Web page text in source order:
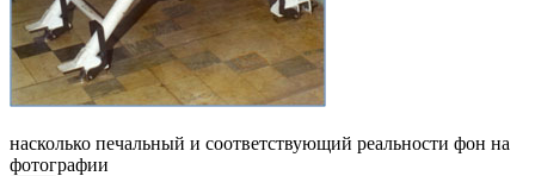
насколько печальный и соответствующий реальности фон на
фотографии